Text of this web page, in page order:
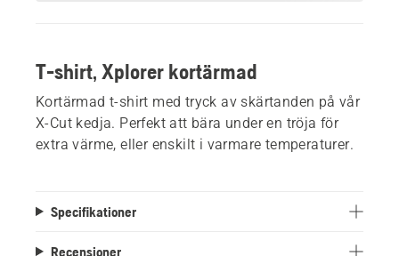
T-shirt, Xplorer kortärmad
Kortärmad t-shirt med tryck av skärtanden på vår
X-Cut kedja. Perfekt att bära under en tröja för
extra värme, eller enskilt i varmare temperaturer.
Specifikationer
Recensioner